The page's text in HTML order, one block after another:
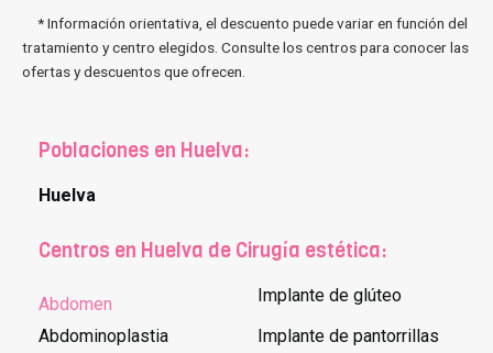
* Información orientativa, el descuento puede variar en función del
tratamiento y centro elegidos. Consulte los centros para conocer las
ofertas y descuentos que ofrecen.
Poblaciones en Huelva:
Huelva
Centros en Huelva de Cirugía estética:
Abdomen
Abdominoplastia
Implante de glúteo
Implante de pantorrillas